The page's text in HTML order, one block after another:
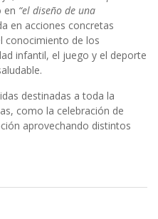
en “el diseño de una
en acciones concretas
conocimiento de los
infantil, el juego y el deporte
destinadas a toda la
como la celebración de
aprovechando distintos